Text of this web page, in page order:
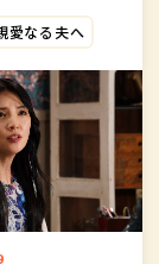
相が判明！
愛なる夫へ